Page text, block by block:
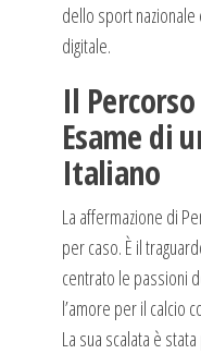
dello sport nazionale
digitale.
Il
Esame di
Italiano
La affermazione di
per caso. È il
centrato le passioni
l’amore per il calcio
La sua scalata è